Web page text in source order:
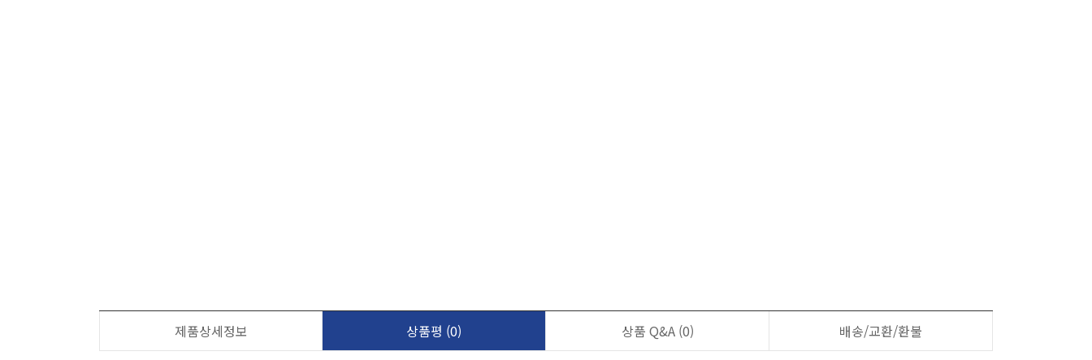
제품상세정보 상품평 (0) 상품 Q&A (0) 배송/교환/환불